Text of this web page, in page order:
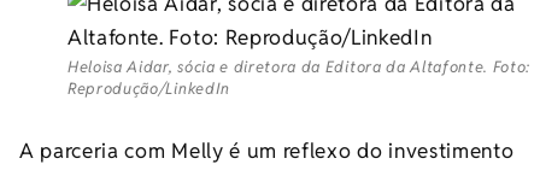
Heloisa Aidar, sócia e diretora da Editora da Altafonte. Foto:
Reprodução/LinkedIn
A parceria com Melly é um reflexo do investimento